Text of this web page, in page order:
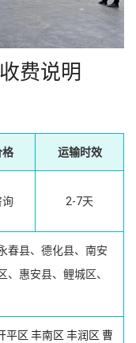
费说明
格 运输时效
询 2-7天
春县、德化县、南安
、惠安县、鲤城区、
平区 丰南区 丰润区 曹